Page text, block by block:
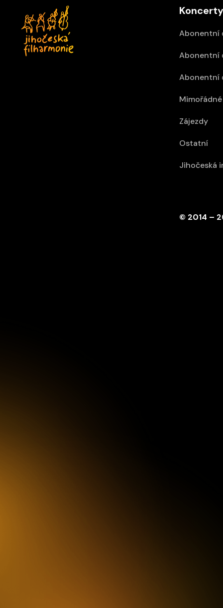
© 2014 –
Abonentní
Abonentní
Abonentní
Zájezdy
Ostatní
Jihočeská